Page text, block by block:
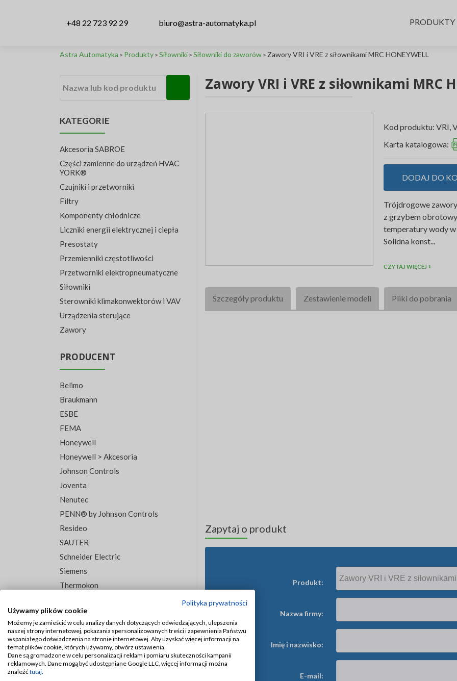
+48 22 723 92 29 biuro@astra-automatyka.pl
PRODUKTY
Astra Automatyka > Produkty > Siłowniki > Siłowniki do zaworów > Zawory VRI i VRE z siłownikami MRC HONEYWELL
KATEGORIE
Akcesoria SABROE
Części zamienne do urządzeń HVAC
YORK®
Czujniki i przetworniki
Filtry
Komponenty chłodnicze
Liczniki energii elektrycznej i ciepła
Presostaty
Przemienniki częstotliwości
Przetworniki elektropneumatyczne
Siłowniki
Sterowniki klimakonwektorów i VAV
Urządzenia sterujące
Zawory
PRODUCENT
Belimo
Braukmann
ESBE
FEMA
Honeywell
Honeywell > Akcesoria
Johnson Controls
Joventa
Nenutec
PENN® by Johnson Controls
Resideo
SAUTER
Schneider Electric
Siemens
Thermokon
Zawory VRI i VRE z siłownikami MRC
Kod produktu: VRI,
Karta katalogowa:
DODAJ DO
Trójdrogowe
z grzybem
temperatury wody
Solidna konst...
CZYTAJ WIĘCEJ +
Szczegóły produktu Zestawienie modeli Pliki do pobrania
Zapytaj o produkt
Produkt:
Nazwa firmy:
Imię i nazwisko:
E-mail:
Polityka prywatności
Używamy plików cookie
Możemy je zamieścić w celu analizy danych dotyczących odwiedzających, ulepszenia
naszej strony internetowej, pokazania spersonalizowanych treści i zapewnienia Państwu
wspaniałego doświadczenia na stronie internetowej. Aby uzyskać więcej informacji na
temat plików cookie, których używamy, otwórz ustawienia.
Dane są gromadzone w celu personalizacji reklam i pomiaru skuteczności kampanii
reklamowych. Dane mogą być udostępniane Google LLC, więcej informacji można
znaleźćtutaj.